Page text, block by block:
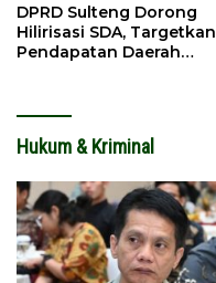
DPRD Sulteng Dorong
Hilirisasi SDA, Targetkan
Pendapatan Daerah
Hukum & Kriminal